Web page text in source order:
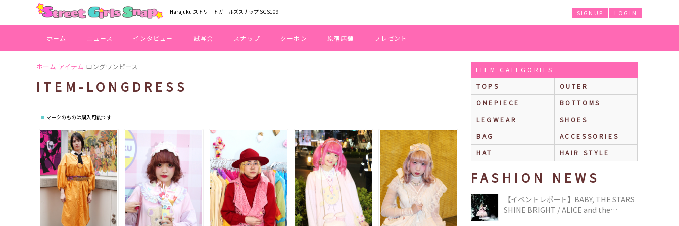
Harajuku ストリートガールズスナップ SGS109 LOGIN
SIGNUP
ホーム ニュース インタビュー 試写会 スナップ クーポン 原宿店舗 プレゼント
ホーム アイテム ロングワンピース
ITEM-LONGDRESS
マークのものは購入可能です
ITEM CATEGORIES
TOPS
OUTER
ONEPIECE
BOTTOMS
LEGWEAR
SHOES
BAG
ACCESSORIES
HAT
HAIR STYLE
FASHION NEWS
【イベントレポート】BABY, THE STARS
SHINE BRIGHT / ALICE and the